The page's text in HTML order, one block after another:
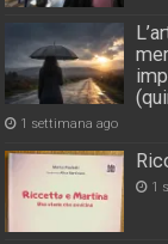
1 settimana ago
1